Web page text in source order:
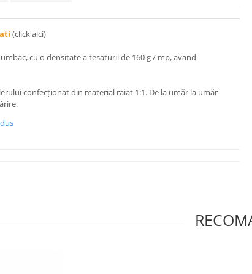
(click aici)
cu o densitate a tesaturii de 160 g / mp, avand
confecționat din material raiat 1:1. De la umăr la umăr